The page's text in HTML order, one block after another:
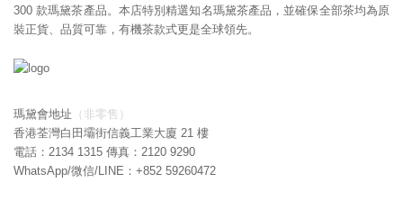
300 款瑪黛茶產品。本店特別精選知名瑪黛茶產品，並確保全部茶均為原
裝正貨、品質可靠，有機茶款式更是全球領先。
瑪黛會地址 （非零售）
香港荃灣白田壩街信義工業大廈 21 樓
電話：2134 1315 傳真：2120 9290
WhatsApp/微信/LINE：+852 59260472